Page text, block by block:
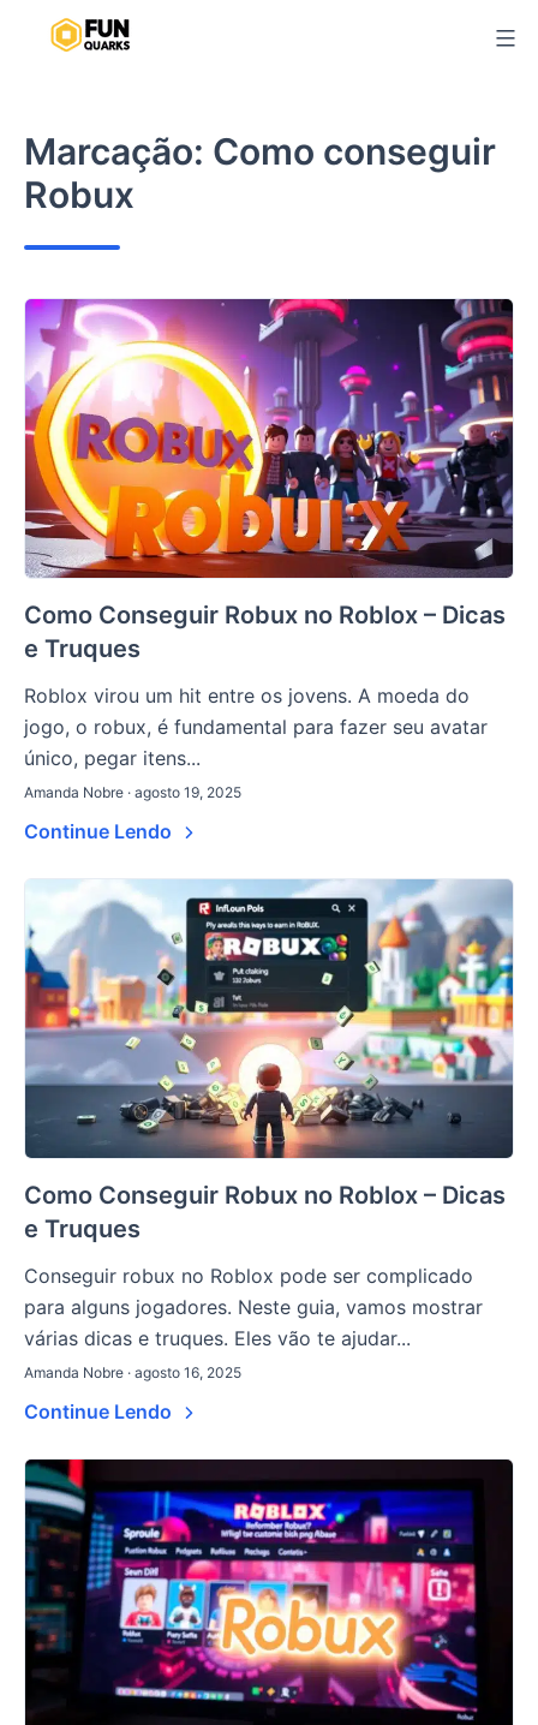
Marcação: Como conseguir
Robux
Como Conseguir Robux no Roblox – Dicas
e Truques
Roblox virou um hit entre os jovens. A moeda do
jogo, o robux, é fundamental para fazer seu avatar
único, pegar itens...
Amanda Nobre · agosto 19, 2025
Continue Lendo
Como Conseguir Robux no Roblox – Dicas
e Truques
Conseguir robux no Roblox pode ser complicado
para alguns jogadores. Neste guia, vamos mostrar
várias dicas e truques. Eles vão te ajudar...
Amanda Nobre · agosto 16, 2025
Continue Lendo